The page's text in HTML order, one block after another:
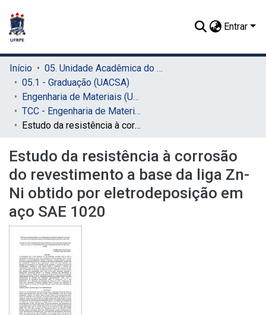
Entrar
Início
05. Unidade Acadêmica do Cabo de Santo Agostinho (UACSA)
05.1 - Graduação (UACSA)
Engenharia de Materiais (UACSA)
TCC - Engenharia de Materiais (UACSA)
Estudo da resistência à corrosão do revestimento a base da liga Zn-Ni obtido por eletrodeposição em aço SAE 1020
Estudo da resistência à corrosão
do revestimento a base da liga Zn-
Ni obtido por eletrodeposição em
aço SAE 1020